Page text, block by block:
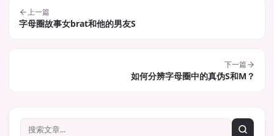
上一篇
字母圈故事女brat和他的男友S
下一篇
如何分辨字母圈中的真伪S和M？